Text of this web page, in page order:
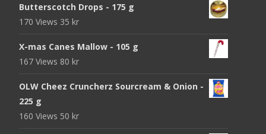
Butterscotch Drops - 175 g
170 Views 35 kr
X-mas Canes Mallow - 105 g
167 Views 80 kr
OLW Cheez Cruncherz Sourcream & Onion -
225 g
160 Views 50 kr